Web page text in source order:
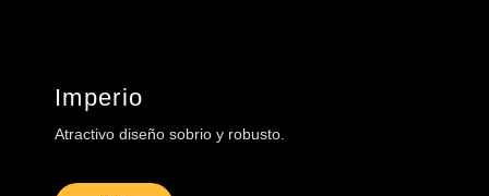
Imperio
Atractivo diseño sobrio y robusto.